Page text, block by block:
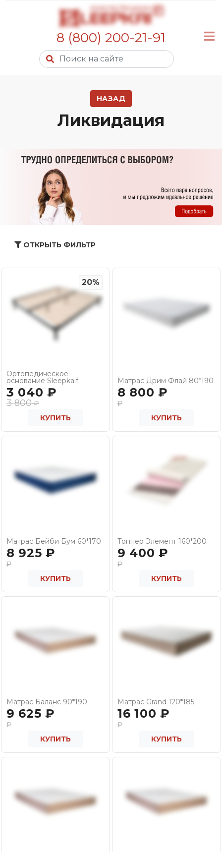
8 (800) 200-21-91
НАЗАД
Ликвидация
ОТКРЫТЬ ФИЛЬТР
20%
Ортопедическое
основание Sleepkaif
3 040 ₽
3 800₽
КУПИТЬ
Матрас Дрим Флай 80*190
8 800 ₽
₽
КУПИТЬ
Матрас Бейби Бум 60*170
8 925 ₽
₽
КУПИТЬ
Топпер Элемент 160*200
9 400 ₽
₽
КУПИТЬ
Матрас Баланс 90*190
9 625 ₽
₽
КУПИТЬ
Матрас Grand 120*185
16 100 ₽
₽
КУПИТЬ